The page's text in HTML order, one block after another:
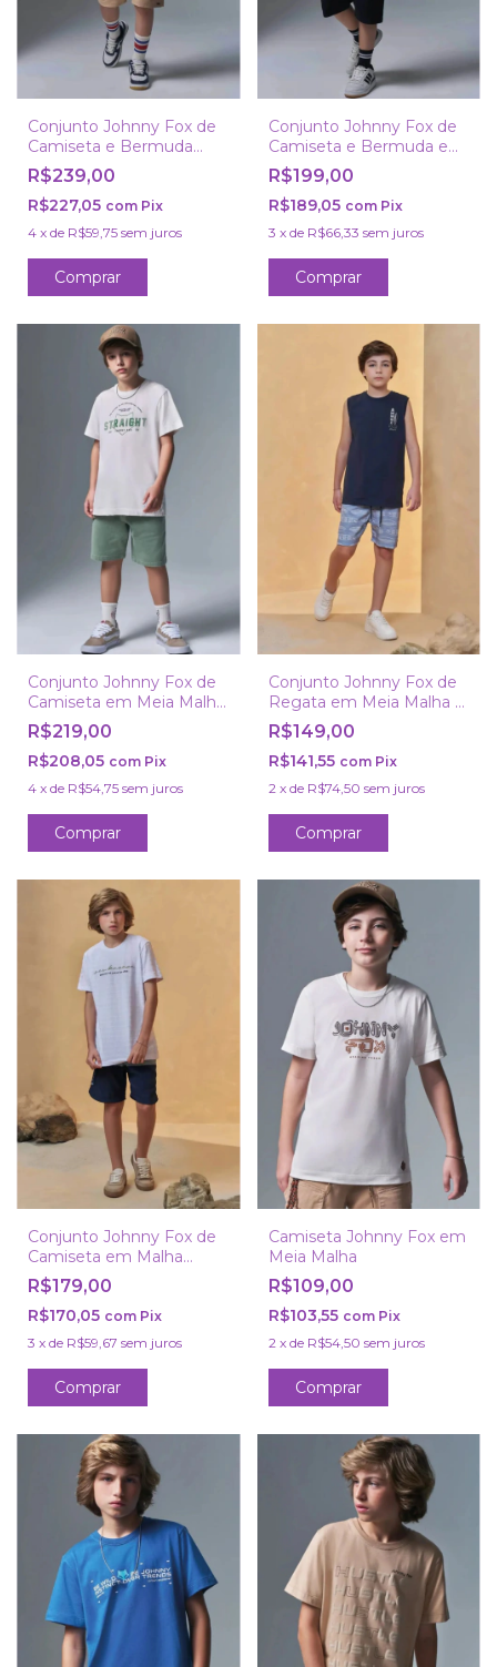
Conjunto Johnny Fox de
Camiseta e Bermuda
com Elastano
R$239,00
R$227,05 com Pix
4 x de R$59,75 sem juros
Comprar
Conjunto Johnny Fox de
Camiseta e Bermuda em
Moletom
R$199,00
R$189,05 com Pix
3 x de R$66,33 sem juros
Comprar
Conjunto Johnny Fox de
Camiseta em Meia Malha
e Bermuda com Elastano
R$219,00
R$208,05 com Pix
4 x de R$54,75 sem juros
Comprar
Conjunto Johnny Fox de
Regata em Meia Malha e
Bermuda com Elastano
R$149,00
R$141,55 com Pix
2 x de R$74,50 sem juros
Comprar
Conjunto Johnny Fox de
Camiseta em Malha
Relevo e Bermuda com
Elastano
R$179,00
R$170,05 com Pix
3 x de R$59,67 sem juros
Comprar
Camiseta Johnny Fox em
Meia Malha
R$109,00
R$103,55 com Pix
2 x de R$54,50 sem juros
Comprar